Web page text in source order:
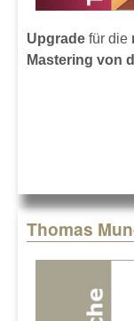
Upgrade für die
Mastering von
Thomas